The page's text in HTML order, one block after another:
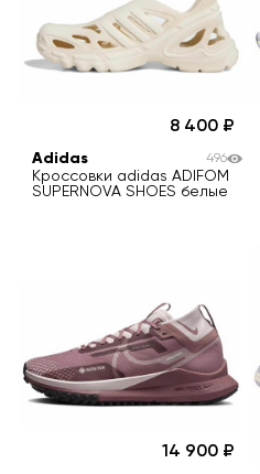
8 400
Adidas
Кроссовки adidas ADIFOM
SUPERNOVA SHOES белые
496
14 900